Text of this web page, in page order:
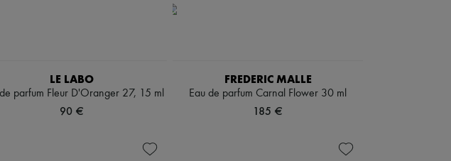
LE LABO
parfum Fleur D'Oranger 27, 15 ml
90 €
FREDERIC MALLE
Eau de parfum Carnal Flower 30 ml
185 €